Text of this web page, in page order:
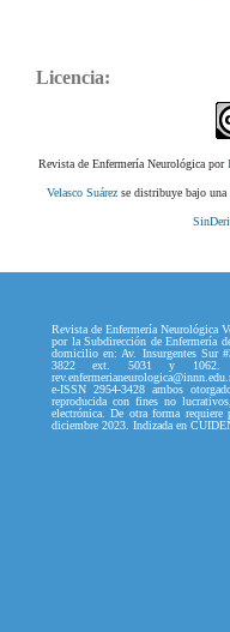
Licencia:
Revista de Enfermería Neurológica por
Velasco Suárezse distribuye bajo una
Revista de Enfermería Neurológica
por la Subdirección de Enfermería
domicilio en: Av. Insurgentes Sur
3822 ext. 5031 y 1062.
e-ISSN 2954-3428 ambos
reproducida con fines no
electrónica. De otra forma
diciembre 2023. Indizada en